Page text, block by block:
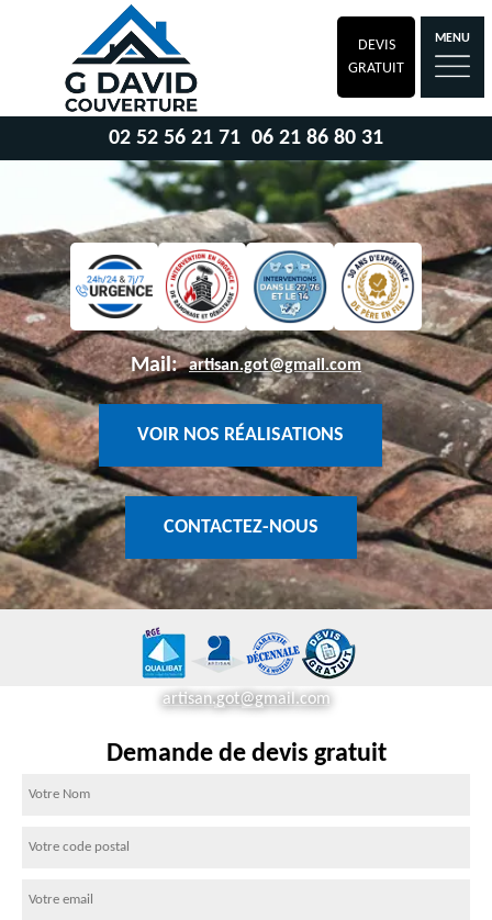
DEVIS
GRATUIT
MENU
02 52 56 21 71 06 21 86 80 31
Mail: artisan.got@gmail.com
VOIR NOS RÉALISATIONS
CONTACTEZ-NOUS
artisan.got@gmail.com
Demande de devis gratuit